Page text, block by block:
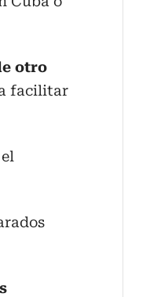
otro
facilitar